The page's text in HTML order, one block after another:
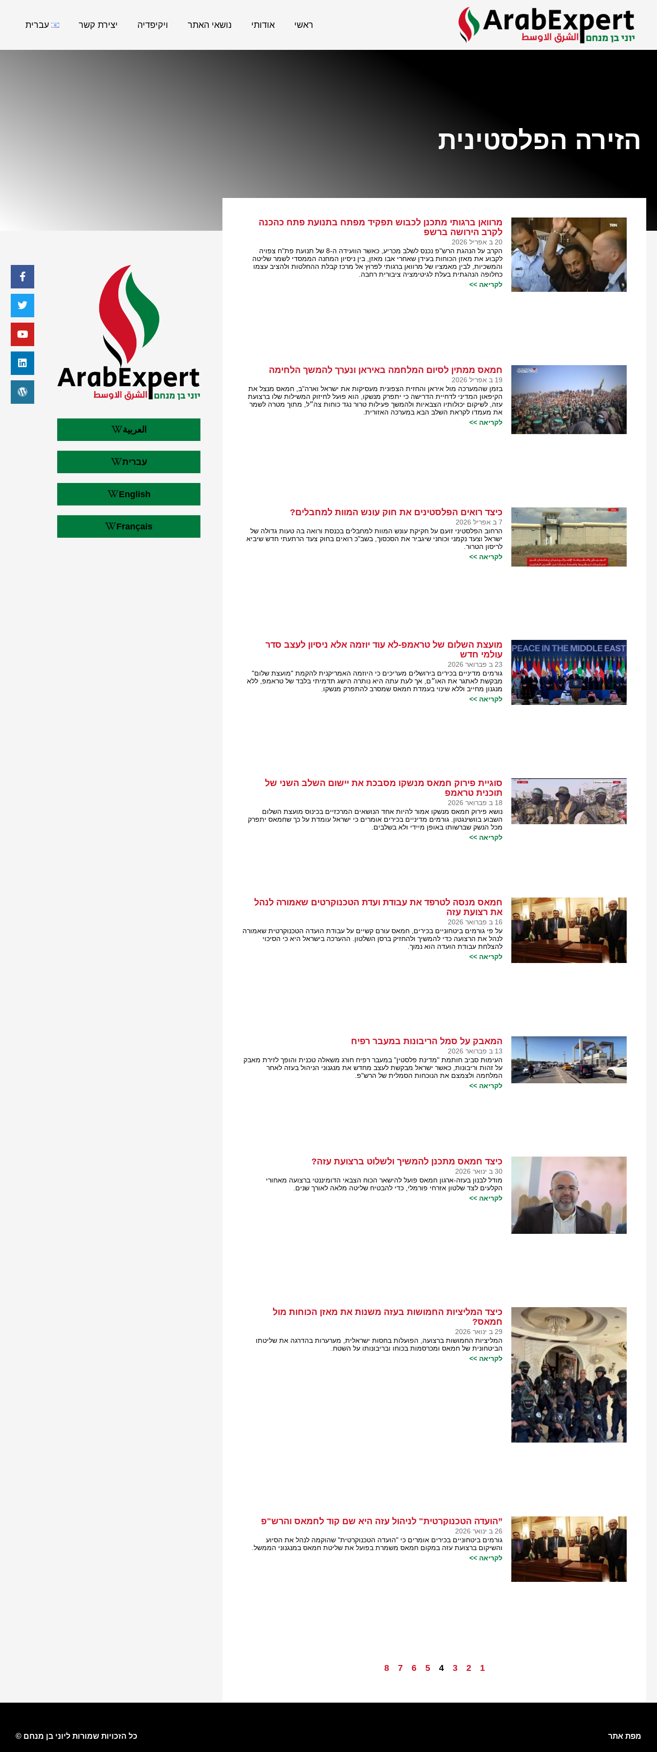
ראשי אודותי נושאי האתר ויקיפדיה יצירת קשר עברית
הזירה הפלסטינית
מרוואן ברגותי מתכנן לכבוש תפקיד מפתח בתנועת פתח כהכנה
לקרב הירושה ברשפ
20 ב אפריל 2026
הקרב על הנהגת הרש"פ נכנס לשלב מכריע, כאשר הוועידה ה-8 של תנועת פת"ח צפויה
לקבוע את מאזן הכוחות בעידן שאחרי אבו מאזן, בין ניסיון המחנה הממסדי לשמר שליטה
והמשכיות, לבין מאמציו של מרוואן ברגותי לפרוץ אל מרכז קבלת ההחלטות ולהציב עצמו
כחלופה הנהגתית בעלת לגיטימציה ציבורית רחבה.
לקריאה >>
חמאס ממתין לסיום המלחמה באיראן ונערך להמשך הלחימה
19 ב אפריל 2026
בזמן שהמערכה מול איראן והחזית הצפונית מעסיקות את ישראל וארה"ב, חמאס מנצל את
הקיפאון המדיני לדחיית הדרישה כי יתפרק מנשקו, הוא פועל לחיזוק המשילות שלו ברצועת
עזה, לשיקום יכולותיו הצבאיות ולהמשך פעילות טרור נגד כוחות צה״ל, מתוך מטרה לשמר
את מעמדו לקראת השלב הבא במערכה האזורית.
לקריאה >>
כיצד רואים הפלסטינים את חוק עונש המוות למחבלים?
7 ב אפריל 2026
הרחוב הפלסטיני זועם על חקיקת עונש המוות למחבלים בכנסת ורואה בה טעות גדולה של
ישראל וצעד נקמני וכוחני שיגביר את הסכסוך, בשב"כ רואים בחוק צעד הרתעתי חדש שיביא
לריסון הטרור.
לקריאה >>
מועצת השלום של טראמפ-לא עוד יוזמה אלא ניסיון לעצב סדר
עולמי חדש
23 ב פברואר 2026
גורמים מדיניים בכירים בירושלים מעריכים כי היוזמה האמריקנית להקמת "מועצת שלום"
מבקשת לאתגר את האו״ם, אך לעת עתה היא נותרה הישג תדמיתי בלבד של טראמפ, ללא
מנגנון מחייב וללא שינוי בעמדת חמאס שמסרב להתפרק מנשקו.
לקריאה >>
סוגיית פירוק חמאס מנשקו מסבכת את יישום השלב השני של
תוכנית טראמפ
18 ב פברואר 2026
נושא פירוק חמאס מנשקו אמור להיות אחד הנושאים המרכזיים בכינוס מועצת השלום
השבוע בוושינגטון. גורמים מדיניים בכירים אומרים כי ישראל עומדת על כך שחמאס יתפרק
מכל הנשק שברשותו באופן מיידי ולא בשלבים.
לקריאה >>
חמאס מנסה לטרפד את עבודת ועדת הטכנוקרטים שאמורה לנהל
את רצועת עזה
16 ב פברואר 2026
על פי גורמים ביטחוניים בכירים, חמאס עורם קשיים על עבודת הועדה הטכנוקרטית שאמורה
לנהל את הרצועה כדי להמשיך ולהחזיק ברסן השלטון. ההערכה בישראל היא כי הסיכוי
להצלחת עבודת הועדה הוא נמוך.
לקריאה >>
המאבק על סמל הריבונות במעבר רפיח
13 ב פברואר 2026
העימות סביב חותמת "מדינת פלסטין" במעבר רפיח חורג משאלה טכנית והופך לזירת מאבק
על זהות וריבונות, כאשר ישראל מבקשת לעצב מחדש את מנגנוני הניהול בעזה לאחר
המלחמה ולצמצם את הנוכחות הסמלית של הרש"פ.
לקריאה >>
כיצד חמאס מתכנן להמשיך ולשלוט ברצועת עזה?
30 ב ינואר 2026
מודל לבנון בעזה-ארגון חמאס פועל להישאר הכוח הצבאי הדומיננטי ברצועה מאחורי
הקלעים לצד שלטון אזרחי פורמלי, כדי להבטיח שליטה מלאה לאורך שנים.
לקריאה >>
כיצד המליציות החמושות בעזה משנות את מאזן הכוחות מול
חמאס?
29 ב ינואר 2026
המליציות החמושות ברצועה, הפועלות בחסות ישראלית, מערערות בהדרגה את שליטתו
הביטחונית של חמאס ומכרסמות בכוחו ובריבונותו על השטח.
לקריאה >>
”הועדה הטכנוקרטית" לניהול עזה היא שם קוד לחמאס והרש"פ
26 ב ינואר 2026
גורמים ביטחוניים בכירים אומרים כי "הועדה הטכנוקרטית" שהוקמה לנהל את הסיוע
והשיקום ברצועת עזה במקום חמאס משמרת בפועל את שליטת חמאס במנגנוני הממשל.
לקריאה >>
1
2
3
4
5
6
7
8
العربية
עברית
English
Français
מפת אתר כל הזכויות שמורות ליוני בן מנחם ©